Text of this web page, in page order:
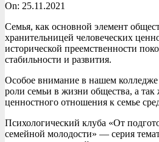
On: 25.11.2021
Семья, как основной элемент
хранительницей человеческих
исторической преемственности
стабильности и развития.
Особое внимание в нашем
роли семьи в жизни общества, а
ценностного отношения к семье
Психологический клуба «От
семейной молодости» — серия